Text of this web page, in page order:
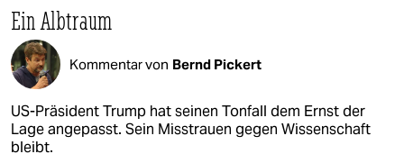
Ein Albtraum
Kommentar von Bernd Pickert
US-Präsident Trump hat seinen Tonfall dem Ernst der
Lage angepasst. Sein Misstrauen gegen Wissenschaft
bleibt.